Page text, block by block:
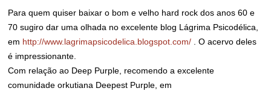
Para quem quiser baixar o bom e velho hard rock dos anos 60 e
70 sugiro dar uma olhada no excelente blog Lágrima Psicodélica,
em http://www.lagrimapsicodelica.blogspot.com/ . O acervo deles
é impressionante.
Com relação ao Deep Purple, recomendo a excelente
comunidade orkutiana Deepest Purple, em